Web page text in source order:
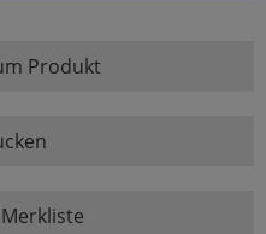
Produkt